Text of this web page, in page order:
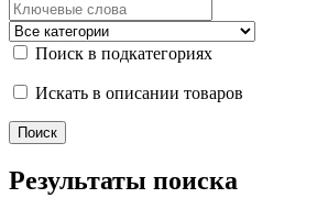
Поиск в подкатегориях
Искать в описании товаров
Результаты поиска